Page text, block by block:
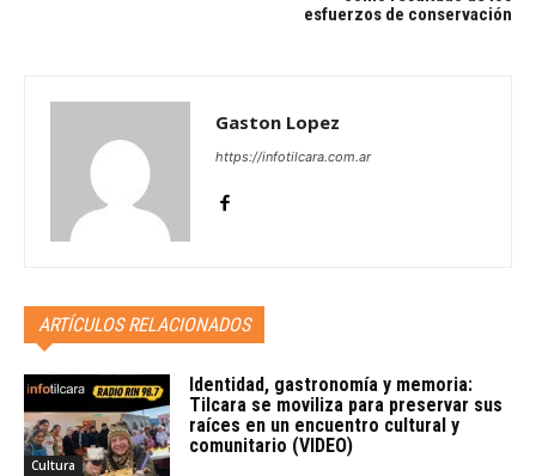
esfuerzos de conservación
Gaston Lopez
https://infotilcara.com.ar
ARTÍCULOS RELACIONADOS
Cultura
Identidad, gastronomía y memoria:
Tilcara se moviliza para preservar sus
raíces en un encuentro cultural y
comunitario (VIDEO)